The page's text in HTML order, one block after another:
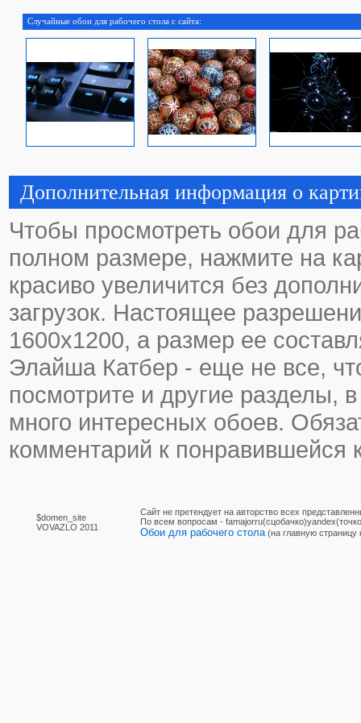
Случайные обои для рабочего стола с сайта:
Дополнительная информация о
Чтобы просмотреть обои для
полном размере, нажмите на
красиво увеличится без
загрузок. Настоящее
1600х1200, а размер ее
Элайша Катбер - еще не все,
посмотрите и другие разделы,
много интересных обоев.
комментарий к понравившейся
$domen_site
VOVAZLO 2011
Сайт не претендует на авторство всех
По вcем вопросам -
Обои для рабочего стола (на главную страницу